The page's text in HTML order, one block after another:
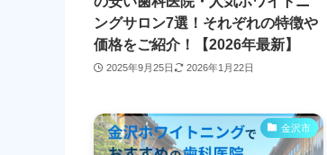
ングサロン7選！それぞれの特徴や
価格をご紹介！【2026年最新】
2025年9月25日 2026年1月22日
金沢市